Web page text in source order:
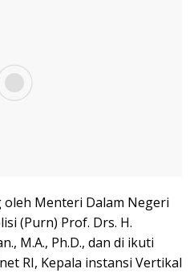
Menteri Dalam Negeri
(Purn) Prof. Drs. H.
M.A., Ph.D., dan di ikuti
RI, Kepala instansi Vertikal